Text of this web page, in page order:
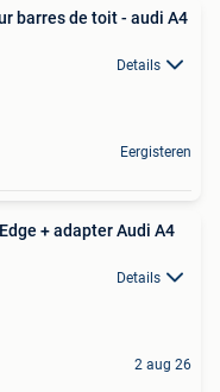
barres de toit - audi A4
Details
Eergisteren
+ adapter Audi A4
Details
2 aug 26